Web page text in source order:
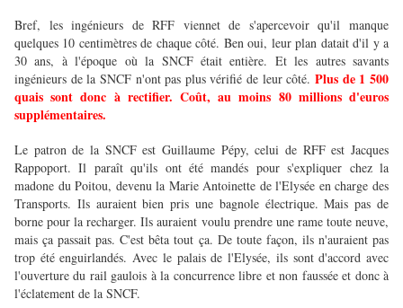
Bref, les ingénieurs de RFF viennet de s'apercevoir qu'il manque
quelques 10 centimètres de chaque côté. Ben oui, leur plan datait d'il y a
30 ans, à l'époque où la SNCF était entière. Et les autres savants
ingénieurs de la SNCF n'ont pas plus vérifié de leur côté. Plus de 1 500
quais sont donc à rectifier. Coût, au moins 80 millions d'euros
supplémentaires.
Le patron de la SNCF est Guillaume Pépy, celui de RFF est Jacques
Rappoport. Il paraît qu'ils ont été mandés pour s'expliquer chez la
madone du Poitou, devenu la Marie Antoinette de l'Elysée en charge des
Transports. Ils auraient bien pris une bagnole électrique. Mais pas de
borne pour la recharger. Ils auraient voulu prendre une rame toute neuve,
mais ça passait pas. C'est bêta tout ça. De toute façon, ils n'auraient pas
trop été enguirlandés. Avec le palais de l'Elysée, ils sont d'accord avec
l'ouverture du rail gaulois à la concurrence libre et non faussée et donc à
l'éclatement de la SNCF.